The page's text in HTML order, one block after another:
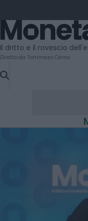
TO
CONTENT
Moneta
Il dritto e il rovescio
Diretto da Tommaso Cerno